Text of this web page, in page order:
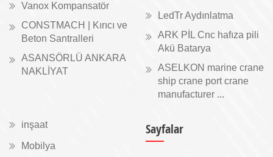
Vanox Kompansatör
CONSTMACH | Kırıcı ve
Beton Santralleri
ASANSÖRLÜ ANKARA
NAKLİYAT
LedTr Aydınlatma
ARK PİL Cnc hafıza pili
Akü Batarya
ASELKON marine crane
ship crane port crane
manufacturer ...
inşaat
Mobilya
Sayfalar